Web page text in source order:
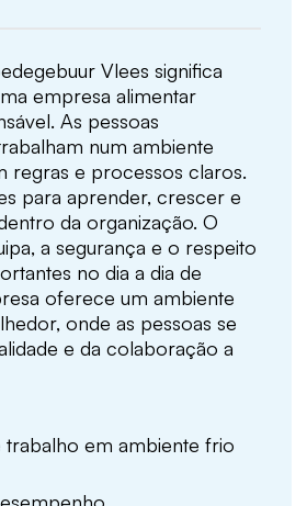
Vlees significa
empresa alimentar
As pessoas
num ambiente
regras e processos claros.
para aprender, crescer e
da organização. O
a segurança e o respeito
no dia a dia de
oferece um ambiente
onde as pessoas se
e da colaboração a
trabalho em ambiente frio